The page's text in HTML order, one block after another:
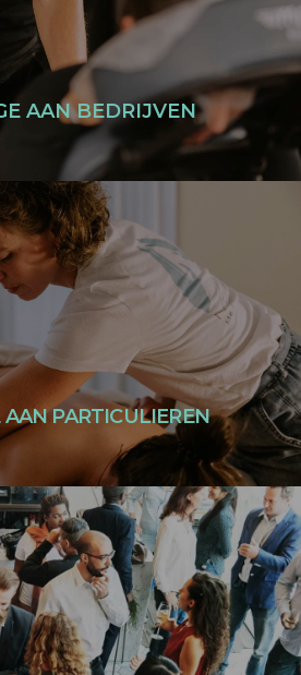
AAN BEDRIJVEN
AAN PARTICULIEREN
en waardevolle ervaring voor uw
en vrienden